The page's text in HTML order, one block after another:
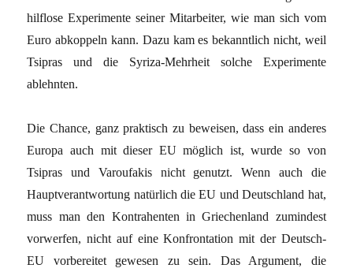
hilflose Experimente seiner Mitarbeiter, wie man sich vom
Euro abkoppeln kann. Dazu kam es bekanntlich nicht, weil
Tsipras und die Syriza-Mehrheit solche Experimente
ablehnten.
Die Chance, ganz praktisch zu beweisen, dass ein anderes
Europa auch mit dieser EU möglich ist, wurde so von
Tsipras und Varoufakis nicht genutzt. Wenn auch die
Hauptverantwortung natürlich die EU und Deutschland hat,
muss man den Kontrahenten in Griechenland zumindest
vorwerfen, nicht auf eine Konfrontation mit der Deutsch-
EU vorbereitet gewesen zu sein. Das Argument, die